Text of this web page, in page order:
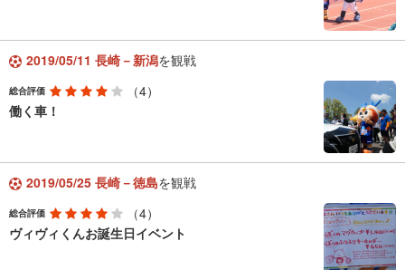
2019/05/11 長崎－新潟を観戦
総合評価
（4）
働く車！
2019/05/25 長崎－徳島を観戦
総合評価
（4）
ヴィヴィくんお誕生日イベント